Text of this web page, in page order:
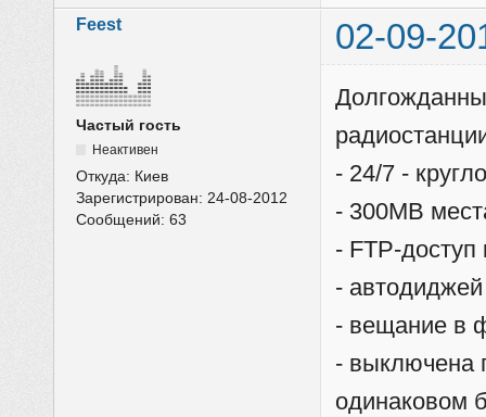
Feest 02-09-
Частый гость
Неактивен
Откуда: Киев
Зарегистрирован:24-08-2012
Сообщений:63
- 24/7 -
- 300MB
- FTP-
-
- вещание в
- выключена
одинаковом